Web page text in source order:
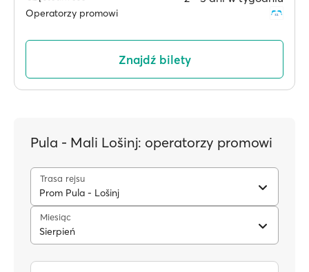
Operatorzy promowi
Znajdź bilety
Pula - Mali Lošinj: operatorzy promowi
Trasa rejsu
Prom Pula - Lošinj
Miesiąc
Sierpień